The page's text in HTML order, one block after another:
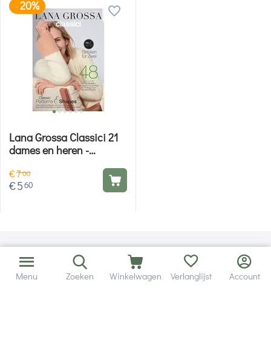
-20%
Lana Grossa Classici 21
dames en heren -
€700
€560
Menu Zoeken Winkelwagen Verlanglijst Account